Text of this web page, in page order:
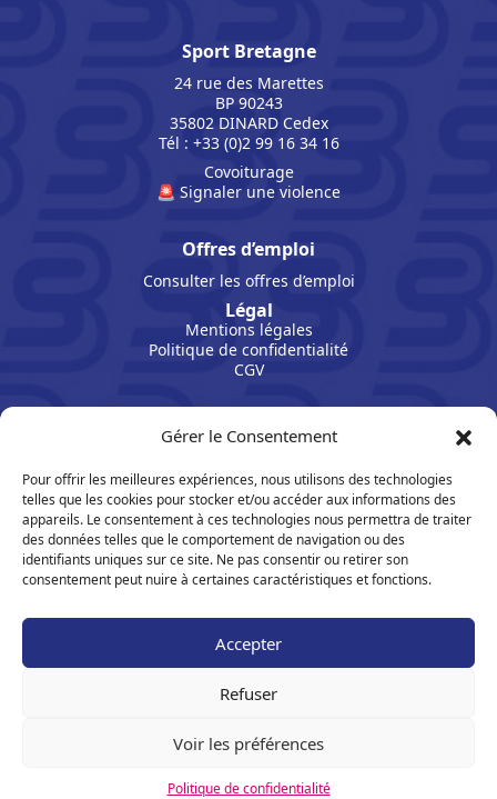
Gérer le Consentement
Pour offrir les meilleures expériences, nous utilisons des technologies
telles que les cookies pour stocker et/ou accéder aux informations des
appareils. Le consentement à ces technologies nous permettra de traiter
des données telles que le comportement de navigation ou des
identifiants uniques sur ce site. Ne pas consentir ou retirer son
consentement peut nuire à certaines caractéristiques et fonctions.
Accepter
Refuser
Voir les préférences
Politique de confidentialité
Sport Bretagne
24 rue des Marettes
BP 90243
35802 DINARD Cedex
Tél : +33 (0)2 99 16 34 16
Covoiturage
🚨 Signaler une violence
Offres d’emploi
Consulter les offres d’emploi
Légal
Mentions légales
Politique de confidentialité
CGV
Suivez Sport Bretagne sur les réseaux :